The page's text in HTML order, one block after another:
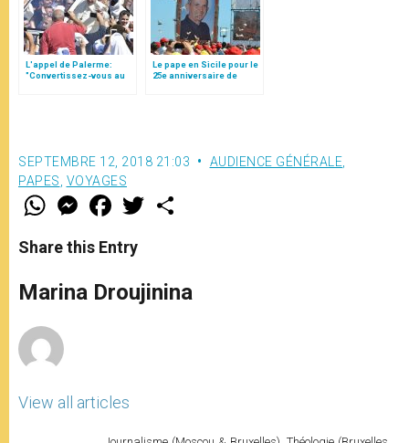
L'appel de Palerme:
"Convertissez-vous au
Le pape en Sicile pour le
25e anniversaire de
SEPTEMBRE 12, 2018 21:03 AUDIENCE GÉNÉRALE
PAPES VOYAGES
W
t
s
p
p
M
e
s
e
g
e
F
a
e
b
o
k
w
r
Share this Entry
Marina Droujinina
View all articles